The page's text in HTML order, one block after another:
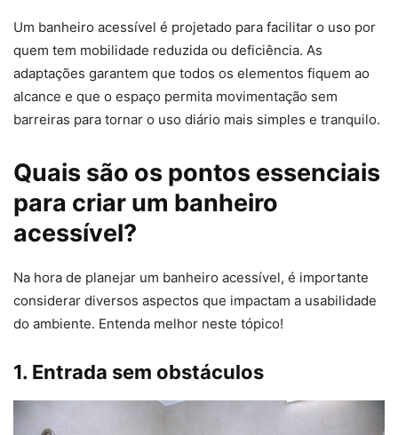
Um banheiro acessível é projetado para facilitar o uso por
quem tem mobilidade reduzida ou deficiência. As
adaptações garantem que todos os elementos fiquem ao
alcance e que o espaço permita movimentação sem
barreiras para tornar o uso diário mais simples e tranquilo.
Quais são os pontos essenciais
para criar um banheiro
acessível?
Na hora de planejar um banheiro acessível, é importante
considerar diversos aspectos que impactam a usabilidade
do ambiente. Entenda melhor neste tópico!
1. Entrada sem obstáculos